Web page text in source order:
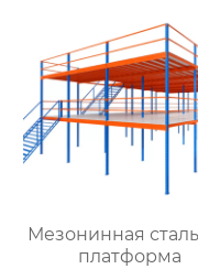
Мезонинная
платформа